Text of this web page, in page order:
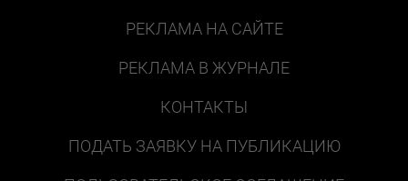
РЕКЛАМА НА САЙТЕ
РЕКЛАМА В ЖУРНАЛЕ
КОНТАКТЫ
ПОДАТЬ ЗАЯВКУ НА ПУБЛИКАЦИЮ